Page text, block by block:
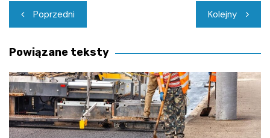
Nawigacja
wpisu
Poprzedni Kolejny
Powiązane teksty